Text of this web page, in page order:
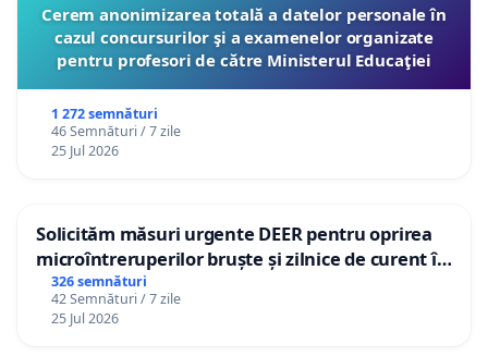
Cerem anonimizarea totală a datelor personale în
cazul concursurilor şi a examenelor organizate
pentru profesori de către Ministerul Educaţiei
1 272 semnături
46 Semnături / 7 zile
25 Jul 2026
Solicităm măsuri urgente DEER pentru oprirea
microîntreruperilor bruște și zilnice de curent în
Sâncraiu de Mureș și Nazna
326 semnături
42 Semnături / 7 zile
25 Jul 2026